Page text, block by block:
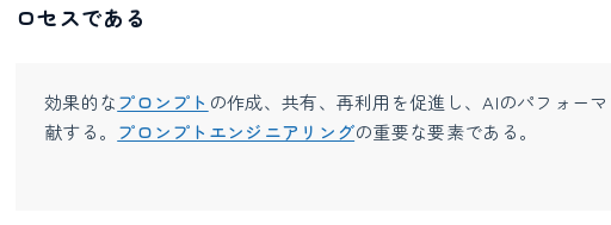
ロセスである
効果的なプロンプト の作成、共有、再利用を促進し、AIのパフォー
献する。 プロンプトエンジニアリングの重要な要素である。